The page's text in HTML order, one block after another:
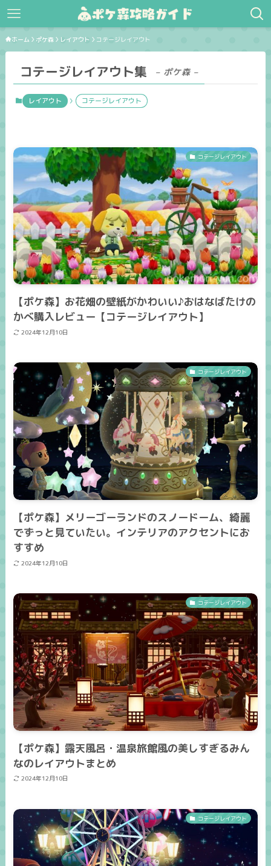
ホーム ポケ森 レイアウト コテージレイアウト
コテージレイアウト集 – ポケ森 –
レイアウト コテージレイアウト
コテージレイアウト
【ポケ森】お花畑の壁紙がかわいい♪おはなばたけの
かべ購入レビュー【コテージレイアウト】
2024年12月10日
コテージレイアウト
【ポケ森】メリーゴーランドのスノードーム、綺麗
でずっと見ていたい。インテリアのアクセントにお
すすめ
2024年12月10日
コテージレイアウト
【ポケ森】露天風呂・温泉旅館風の美しすぎるみん
なのレイアウトまとめ
2024年12月10日
コテージレイアウト